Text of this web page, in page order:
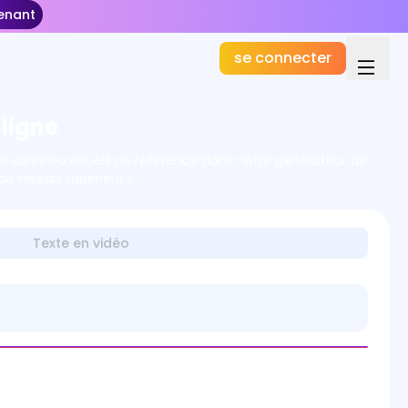
se connecter
Texte en vidéo